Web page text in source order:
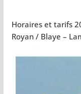
Horaires et tarifs
Royan / Blaye –